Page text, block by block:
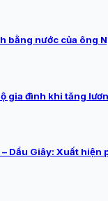
bằng nước của ông
gia đình khi tăng
Dầu Giây: Xuất hiện